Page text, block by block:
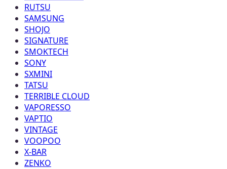
RUTSU
SAMSUNG
SHOJO
SIGNATURE
SMOKTECH
SONY
SXMINI
TATSU
TERRIBLE CLOUD
VAPORESSO
VAPTIO
VINTAGE
VOOPOO
X-BAR
ZENKO